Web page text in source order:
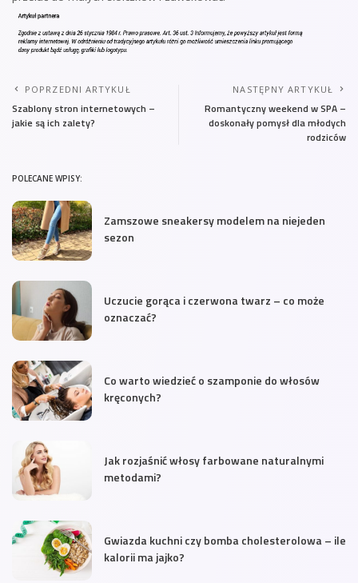
POPRZEDNI ARTYKUŁ
Szablony stron internetowych –
jakie są ich zalety?
NASTĘPNY ARTYKUŁ
Romantyczny weekend w SPA –
doskonały pomysł dla młodych
rodziców
POLECANE WPISY:
Zamszowe sneakersy modelem na niejeden
sezon
Uczucie gorąca i czerwona twarz – co może
oznaczać?
Co warto wiedzieć o szamponie do włosów
kręconych?
Jak rozjaśnić włosy farbowane naturalnymi
metodami?
Gwiazda kuchni czy bomba cholesterolowa – ile
kalorii ma jajko?